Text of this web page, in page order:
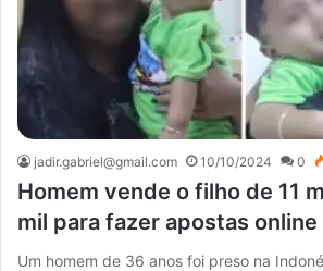
jadir.gabriel@gmail.com 10/10/2024 0
Homem vende o filho de 11
mil para fazer apostas online
Um homem de 36 anos foi preso na